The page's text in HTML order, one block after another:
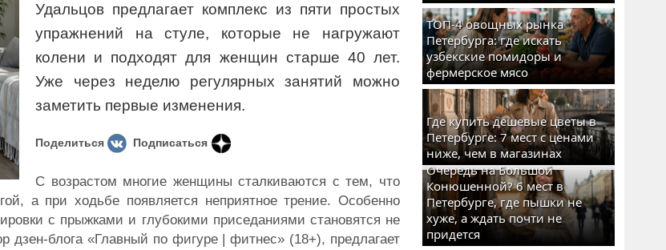
Удальцов предлагает комплекс из пяти простых
упражнений на стуле, которые не нагружают
колени и подходят для женщин старше 40 лет.
Уже через неделю регулярных занятий можно
заметить первые изменения.
Поделиться Подписаться
С возрастом многие женщины сталкиваются с тем, что
а при ходьбе появляется неприятное трение. Особенно
с прыжками и глубокими приседаниями становятся не
блога «Главный по фигуре | фитнес» (18+), предлагает
ТОП-4 овощных рынка
Петербурга: где искать
узбекские помидоры и
фермерское мясо
Где купить дешевые цветы в
Петербурге: 7 мест с ценами
ниже, чем в магазинах
Очередь на Большой
Конюшенной? 6 мест в
Петербурге, где пышки не
хуже, а ждать почти не
придется